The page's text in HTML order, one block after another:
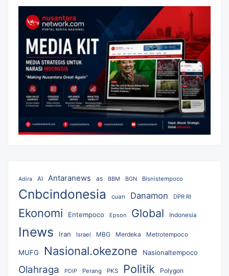
Adira AI Antaranews as BBM BGN Bisnistempoco
Cnbcindonesia cuan Danamon DPR RI
Ekonomi Entempoco Epson Global Indonesia
Inews Iran Israel MBG Merdeka Metrotempoco
MUFG Nasional.okezone Nasionaltempoco
Olahraga PDIP Perang PKS Politik Polygon